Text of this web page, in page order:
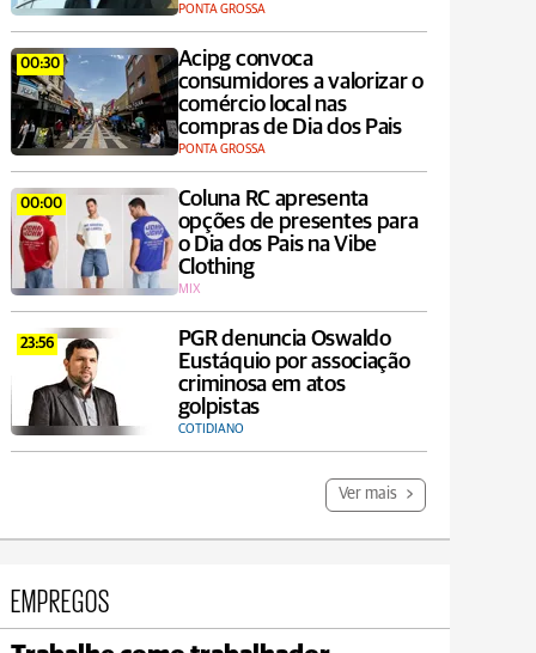
PONTA GROSSA
00:30
Acipg convoca
consumidores a valorizar o
comércio local nas
compras de Dia dos Pais
PONTA GROSSA
00:00
Coluna RC apresenta
opções de presentes para
o Dia dos Pais na Vibe
Clothing
MIX
23:56
PGR denuncia Oswaldo
Eustáquio por associação
criminosa em atos
golpistas
COTIDIANO
Ver mais
EMPREGOS